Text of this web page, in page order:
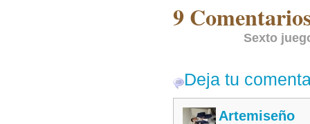
9
Sexto
Deja tu
Artemiseño